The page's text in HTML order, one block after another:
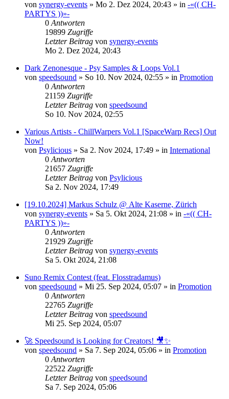
von synergy-events » Mo 2. Dez 2024, 20:43 » in -«(( CH-
PARTYS ))»-
0 Antworten
19899 Zugriffe
Letzter Beitrag von synergy-events
Mo 2. Dez 2024, 20:43
Dark Zenonesque - Psy Samples & Loops Vol.1
von speedsound » So 10. Nov 2024, 02:55 » in Promotion
0 Antworten
21159 Zugriffe
Letzter Beitrag von speedsound
So 10. Nov 2024, 02:55
Various Artists - ChillWarpers Vol.1 [SpaceWarp Recs] Out
Now!
von Psylicious » Sa 2. Nov 2024, 17:49 » in International
0 Antworten
21657 Zugriffe
Letzter Beitrag von Psylicious
Sa 2. Nov 2024, 17:49
[19.10.2024] Markus Schulz @ Alte Kaserne, Zürich
von synergy-events » Sa 5. Okt 2024, 21:08 » in -«(( CH-
PARTYS ))»-
0 Antworten
21929 Zugriffe
Letzter Beitrag von synergy-events
Sa 5. Okt 2024, 21:08
Suno Remix Contest (feat. Flosstradamus)
von speedsound » Mi 25. Sep 2024, 05:07 » in Promotion
0 Antworten
22765 Zugriffe
Letzter Beitrag von speedsound
Mi 25. Sep 2024, 05:07
🚀 Speedsound is Looking for Creators! 🎥✨
von speedsound » Sa 7. Sep 2024, 05:06 » in Promotion
0 Antworten
22522 Zugriffe
Letzter Beitrag von speedsound
Sa 7. Sep 2024, 05:06